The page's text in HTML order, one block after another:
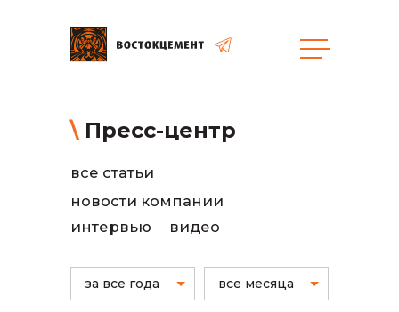
Пресс-центр
все статьи
новости компании
интервью
видео
за все года все месяца